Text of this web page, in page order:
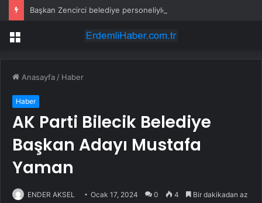
Başkan Zencirci belediye personeliyle kahvaltıda buluştu
Menü
Anasayfa / Haber
Haber
AK Parti Bilecik Belediye
Başkan Adayı Mustafa
Yaman
ENDER AKSEL Ocak 17, 2024 0 4 Bir dakikadan az